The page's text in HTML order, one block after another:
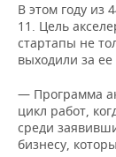
В этом году из
11. Цель
стартапы не
выходили за
— Программа
цикл работ,
среди
бизнесу,